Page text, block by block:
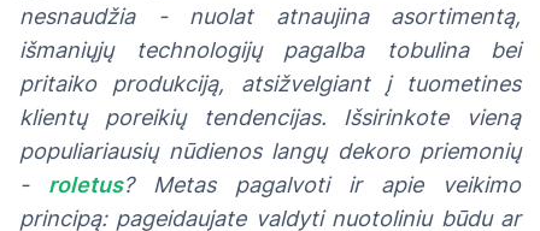
nesnaudžia - nuolat atnaujina asortimentą,
išmaniųjų technologijų pagalba tobulina bei
pritaiko produkciją, atsižvelgiant į tuometines
klientų poreikių tendencijas. Išsirinkote vieną
populiariausių nūdienos langų dekoro priemonių
- roletus? Metas pagalvoti ir apie veikimo
principą: pageidaujate valdyti nuotoliniu būdu ar